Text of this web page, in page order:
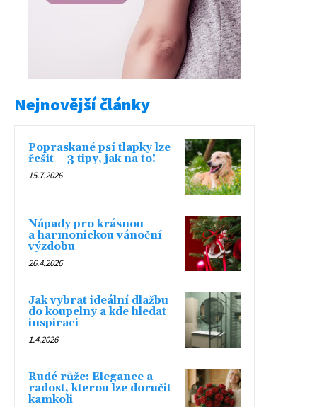
Nejnovější články
Popraskané psí tlapky lze
řešit – 3 tipy, jak na to!
15.7.2026
Nápady pro krásnou
a harmonickou vánoční
výzdobu
26.4.2026
Jak vybrat ideální dlažbu
do koupelny a kde hledat
inspiraci
1.4.2026
Rudé růže: Elegance a
radost, kterou lze doručit
kamkoli